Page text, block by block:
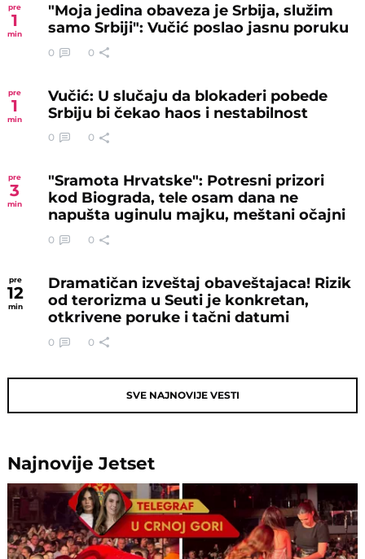
pre
1
min
"Moja jedina obaveza je Srbija, služim
samo Srbiji": Vučić poslao jasnu poruku
0 0
pre
1
min
Vučić: U slučaju da blokaderi pobede
Srbiju bi čekao haos i nestabilnost
0 0
pre
3
min
"Sramota Hrvatske": Potresni prizori
kod Biograda, tele osam dana ne
napušta uginulu majku, meštani očajni
0 0
pre
12
min
Dramatičan izveštaj obaveštajaca! Rizik
od terorizma u Seuti je konkretan,
otkrivene poruke i tačni datumi
0 0
SVE NAJNOVIJE VESTI
NajnovijeJetset